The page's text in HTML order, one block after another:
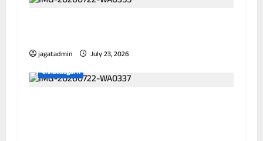
jagatadmin
July 23, 2026
Chhattisgarh